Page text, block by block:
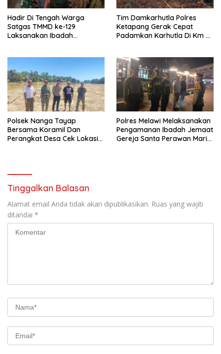
Hadir Di Tengah Warga
Satgas TMMD ke-129
Laksanakan Ibadah
Tim Damkarhutla Polres
Ketapang Gerak Cepat
Padamkan Karhutla Di Km 8
Polsek Nanga Tayap
Bersama Koramil Dan
Perangkat Desa Cek Lokasi
Polres Melawi Melaksanakan
Pengamanan Ibadah Jemaat
Gereja Santa Perawan Maria
Tinggalkan Balasan
Alamat email Anda tidak akan dipublikasikan. Ruas yang wajib
ditandai *